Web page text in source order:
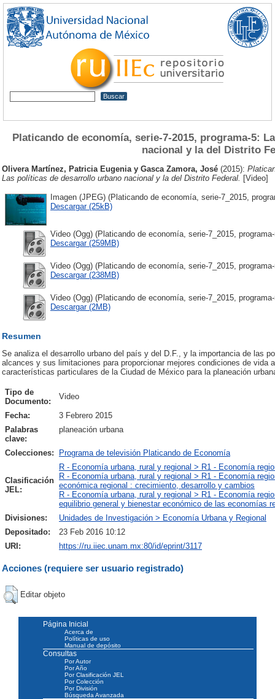
Platicando de economía, serie-7-2015, programa-5:
nacional y la del Distrito
Olivera Martínez, Patricia Eugenia y Gasca Zamora, José (2015):
Las políticas de desarrollo urbano nacional y la del Distrito Federal.
[Video]
Imagen (JPEG) (Platicando de economía, serie-7_2015,
Descargar (25kB)
Video (Ogg) (Platicando de economía, serie-7_2015,
Descargar (259MB)
Video (Ogg) (Platicando de economía, serie-7_2015,
Descargar (238MB)
Video (Ogg) (Platicando de economía, serie-7_2015,
Descargar (2MB)
Resumen
Se analiza el desarrollo urbano del país y del D.F., y la importancia de las
alcances y sus limitaciones para proporcionar mejores condiciones de vida
características particulares de la Ciudad de México para la planeación
Tipo de
Documento:
Video
Fecha:
3 Febrero 2015
Palabras
clave:
planeación urbana
Colecciones: Programa de televisión Platicando de Economía
Clasificación
JEL:
R - Economía urbana, rural y regional > R1 - Economía
R - Economía urbana, rural y regional > R1 - Economía
económica regional : crecimiento, desarrollo y cambios
R - Economía urbana, rural y regional > R1 - Economía
equilibrio general y bienestar económico de las economías
Divisiones:
Unidades de Investigación > Economía Urbana y Regional
Depositado:
23 Feb 2016 10:12
URI:
https://ru.iiec.unam.mx:80/id/eprint/3117
Acciones (requiere ser usuario registrado)
Editar objeto
Página Inicial
Acerca de
Políticas de uso
Manual de depósito
Consultas
Por Autor
Por Año
Por Clasificación JEL
Por Colección
Por División
Búsqueda Avanzada